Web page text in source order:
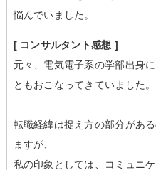
悩んでいました。
[ コンサルタント感想 ]
元々、電気電子系の学部出身
ともおこなってきていました。
転職経緯は捉え方の部分があ
ますが、
私の印象としては、コミュニ